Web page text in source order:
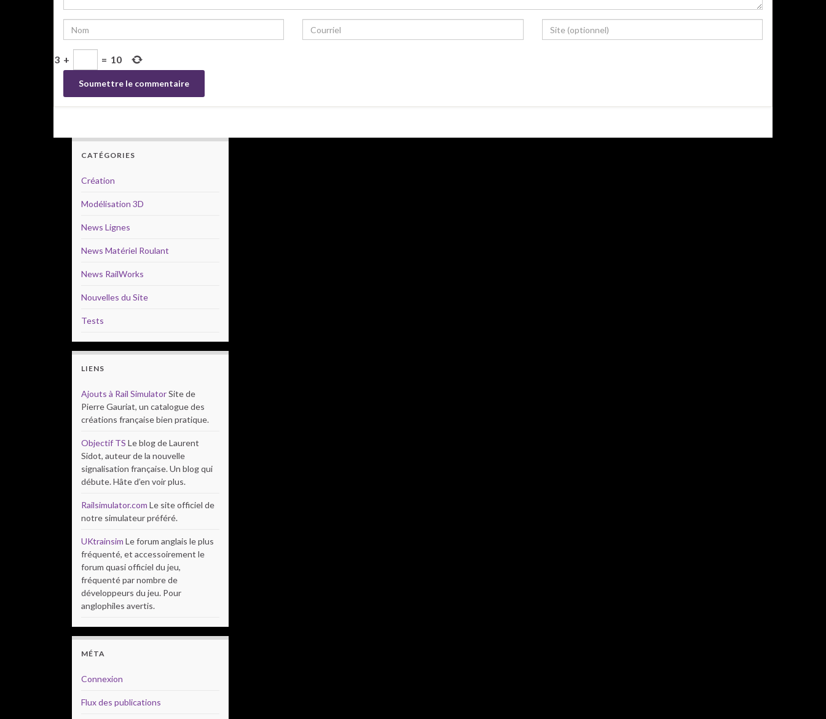
3 + = 10
CATÉGORIES
Création
Modélisation 3D
News Lignes
News Matériel Roulant
News RailWorks
Nouvelles du Site
Tests
LIENS
Ajouts à Rail SimulatorSite de
Pierre Gauriat, un catalogue des
créations française bien pratique.
Objectif TS Le blog de Laurent
Sidot, auteur de la nouvelle
signalisation française. Un blog qui
débute. Hâte d’en voir plus.
Railsimulator.com Le site officiel de
notre simulateur préféré.
UKtrainsim Le forum anglais le plus
fréquenté, et accessoirement le
forum quasi officiel du jeu,
fréquenté par nombre de
développeurs du jeu. Pour
anglophiles avertis.
MÉTA
Connexion
Flux des publications